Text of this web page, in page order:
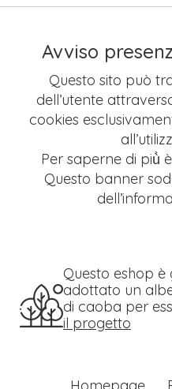
Avviso
Questo sito può
dell’utente
cookies
Per saperne di più̀
Questo banner
Questo eshop
adottato un
di caoba per
il progetto
Homepage